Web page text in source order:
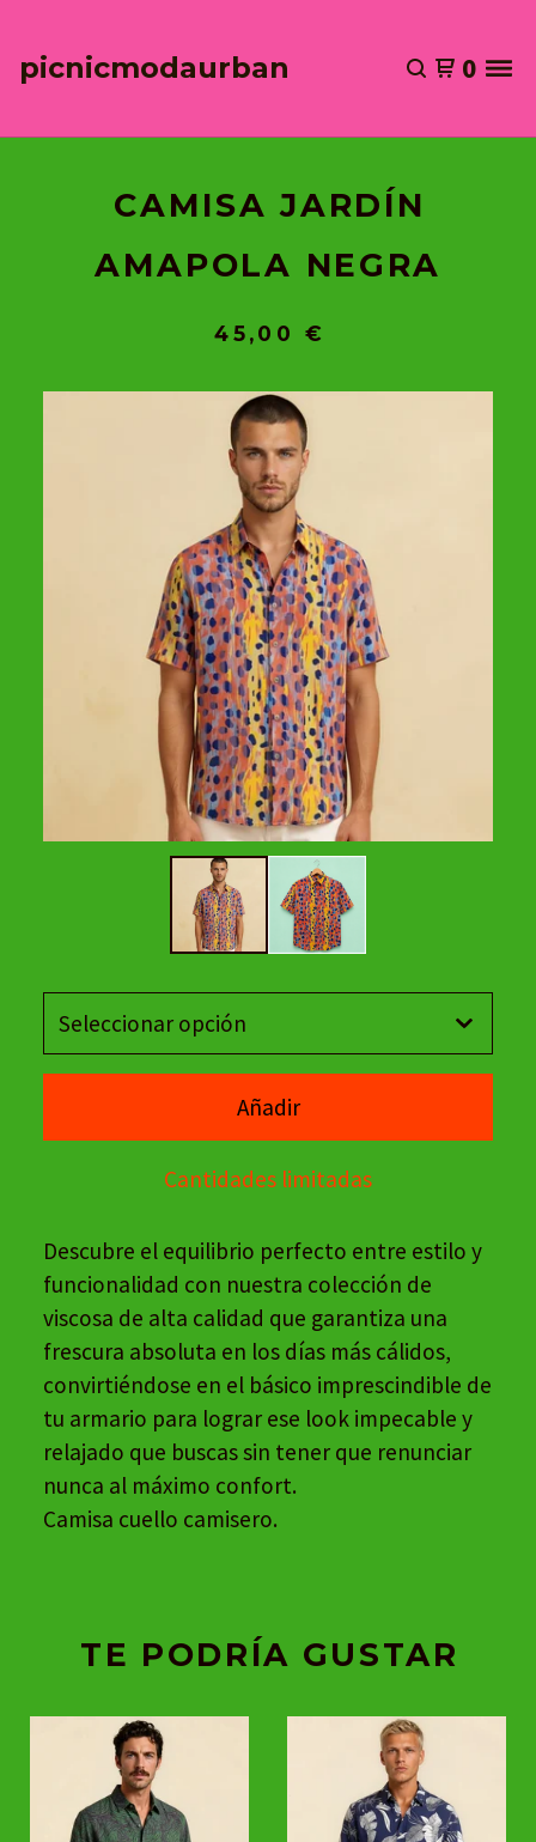
picnicmodaurban 0
CAMISA JARDÍN
AMAPOLA NEGRA
45,00 €
Añadir
Cantidades limitadas
Descubre el equilibrio perfecto entre estilo y
funcionalidad con nuestra colección de
viscosa de alta calidad que garantiza una
frescura absoluta en los días más cálidos,
convirtiéndose en el básico imprescindible de
tu armario para lograr ese look impecable y
relajado que buscas sin tener que renunciar
nunca al máximo confort.
Camisa cuello camisero.
TE PODRÍA GUSTAR